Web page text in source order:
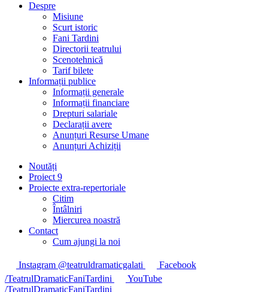
Despre
Misiune
Scurt istoric
Fani Tardini
Directorii teatrului
Scenotehnică
Tarif bilete
Informații publice
Informații generale
Informații financiare
Drepturi salariale
Declarații avere
Anunțuri Resurse Umane
Anunțuri Achiziții
Noutăți
Proiect 9
Proiecte extra-repertoriale
Citim
Întâlniri
Miercurea noastră
Contact
Cum ajungi la noi
Instagram @teatruldramaticgalati
Facebook
/TeatrulDramaticFaniTardini
YouTube
/TeatrulDramaticFaniTardini